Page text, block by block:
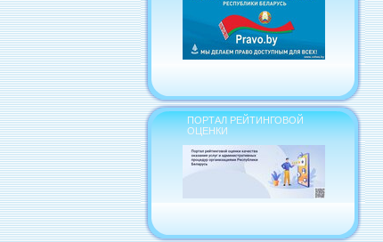
ПОРТАЛ РЕЙТИНГОВОЙ
ОЦЕНКИ